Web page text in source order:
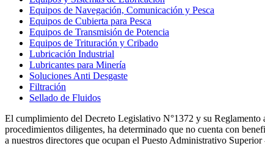
Equipos de Navegación, Comunicación y Pesca
Equipos de Cubierta para Pesca
Equipos de Transmisión de Potencia
Equipos de Trituración y Cribado
Lubricación Industrial
Lubricantes para Minería
Soluciones Anti Desgaste
Filtración
Sellado de Fluidos
El cumplimiento del Decreto Legislativo N°1372 y su Reglamento
procedimientos diligentes, ha determinado que no cuenta con
a nuestros directores que ocupan el Puesto Administrativo Superior